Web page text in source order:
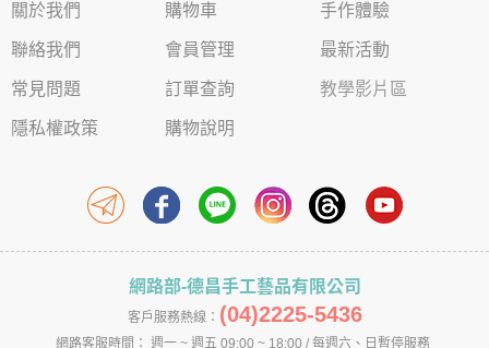
關於我們
聯絡我們
常見問題
隱私權政策
購物車
會員管理
訂單查詢
購物說明
手作體驗
最新活動
教學影片區
網路部-德昌手工藝品有限公司
客戶服務熱線： (04)2225-5436
網路客服時間： 週一 ~ 週五 09:00 ~ 18:00 / 每週六、日暫停服務